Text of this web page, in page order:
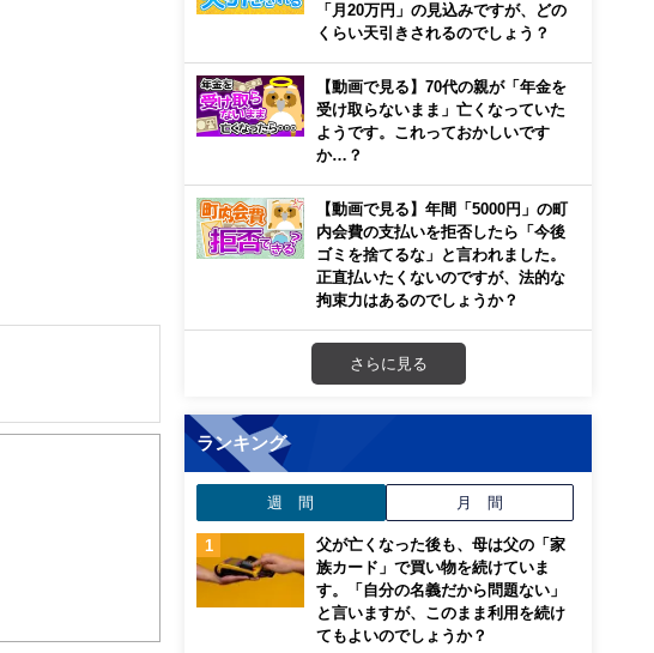
「月20万円」の見込みですが、どの
くらい天引きされるのでしょう？
【動画で見る】70代の親が「年金を
受け取らないまま」亡くなっていた
ようです。これっておかしいです
か…？
【動画で見る】年間「5000円」の町
内会費の支払いを拒否したら「今後
ゴミを捨てるな」と言われました。
正直払いたくないのですが、法的な
拘束力はあるのでしょうか？
さらに見る
ランキング
週 間 月 間
父が亡くなった後も、母は父の「家
族カード」で買い物を続けていま
す。「自分の名義だから問題ない」
と言いますが、このまま利用を続け
てもよいのでしょうか？